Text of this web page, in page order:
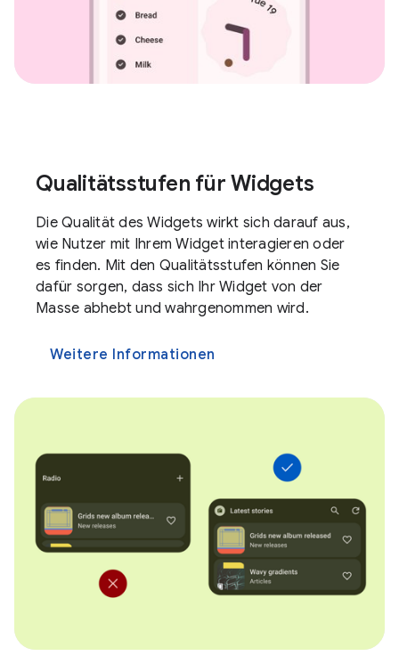
Qualitätsstufen für Widgets
Die Qualität des Widgets wirkt sich darauf aus,
wie Nutzer mit Ihrem Widget interagieren oder
es finden. Mit den Qualitätsstufen können Sie
dafür sorgen, dass sich Ihr Widget von der
Masse abhebt und wahrgenommen wird.
Weitere Informationen